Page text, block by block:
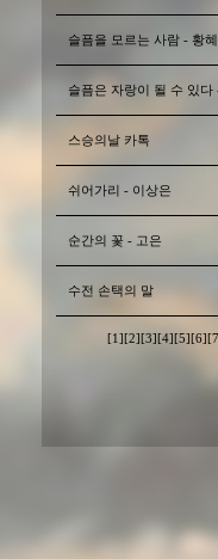
슬픔을 모르는 사람 - 황
슬픔은 자랑이 될 수 있다
스승의날 카톡
쉬어가리 - 이상은
순간의 꽃 - 고은
수전 손택의 말
[1] [2] [3] [4] [5] [6]